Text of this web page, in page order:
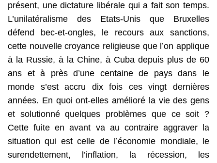
présent, une dictature libérale qui a fait son temps.
L’unilatéralisme des Etats-Unis que Bruxelles
défend bec-et-ongles, le recours aux sanctions,
cette nouvelle croyance religieuse que l’on applique
à la Russie, à la Chine, à Cuba depuis plus de 60
ans et à près d’une centaine de pays dans le
monde s’est accru dix fois ces vingt dernières
années. En quoi ont-elles amélioré la vie des gens
et solutionné quelques problèmes que ce soit ?
Cette fuite en avant va au contraire aggraver la
situation qui est celle de l’économie mondiale, le
surendettement, l’inflation, la récession, les